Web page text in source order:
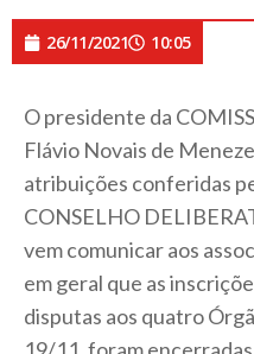
26/11/2021 10:05
O presidente da
Flávio Novais de
atribuições conferidas
CONSELHO
vem comunicar aos
em geral que as
disputas aos quatro